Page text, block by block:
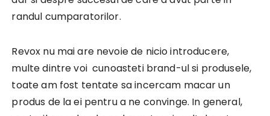
randul cumparatorilor.
Revox nu mai are nevoie de nicio introducere,
multe dintre voi cunoasteti brand-ul si produsele,
toate am fost tentate sa incercam macar un
produs de la ei pentru a ne convinge. In general,